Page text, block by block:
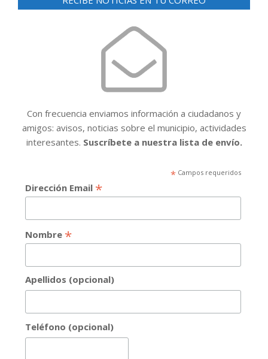
Con frecuencia enviamos información a ciudadanos y
amigos: avisos, noticias sobre el municipio, actividades
interesantes. Suscríbete a nuestra lista de envío.
*Campos requeridos
Dirección Email *
Nombre *
Apellidos (opcional)
Teléfono (opcional)